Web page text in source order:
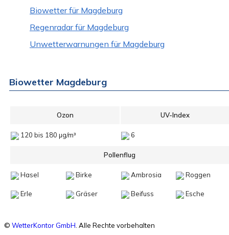
Biowetter für Magdeburg
Regenradar für Magdeburg
Unwetterwarnungen für Magdeburg
Biowetter Magdeburg
Ozon UV-Index
120 bis 180 µg/m³ 6
Pollenflug
Hasel Birke Ambrosia Roggen
Erle Gräser Beifuss Esche
© WetterKontor GmbH . Alle Rechte vorbehalten